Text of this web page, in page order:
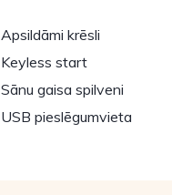
Apsildāmi krēsli
Keyless start
Sānu gaisa spilveni
USB pieslēgumvieta